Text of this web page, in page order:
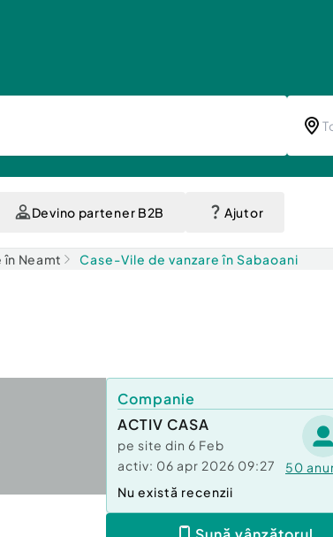
Devino partener B2B Ajutor
în Neamt Case-Vile de vanzare în Sabaoani
Companie
ACTIV CASA
pe site din 6 Feb
activ: 06 apr 2026 09:27 50
Nu există recenzii